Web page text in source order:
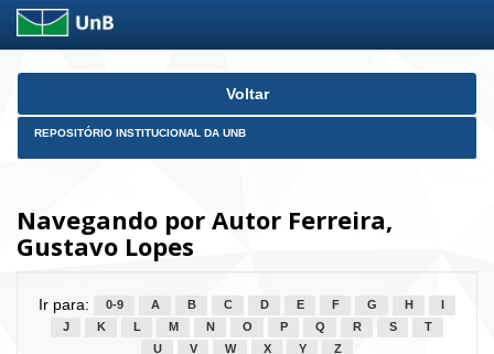
Skip
Voltar
REPOSITÓRIO INSTITUCIONAL DA UNB
Navegando por Autor Ferreira,
Gustavo Lopes
Ir para: 0-9 A B C D E F G H
J
K L M N O P Q R S
T
U
V W X Y Z